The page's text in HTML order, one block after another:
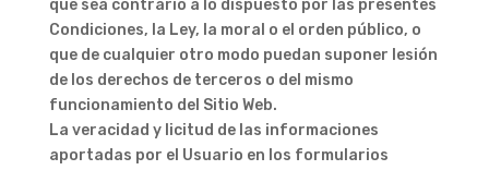
que sea contrario a lo dispuesto por las presentes
Condiciones, la Ley, la moral o el orden público, o
que de cualquier otro modo puedan suponer lesión
de los derechos de terceros o del mismo
funcionamiento del Sitio Web.
La veracidad y licitud de las informaciones
aportadas por el Usuario en los formularios